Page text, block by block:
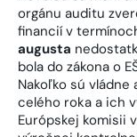
orgánu auditu
financií v
augusta
bola do zákona o
Nakoľko sú
celého roka a ich
Európskej komisii